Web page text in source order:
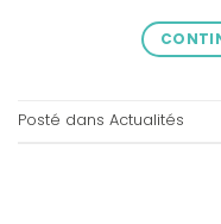
Posté dans Actualités